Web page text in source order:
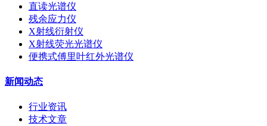
直读光谱仪
残余应力仪
X射线衍射仪
X射线荧光光谱仪
便携式傅里叶红外光谱仪
新闻动态
行业资讯
技术文章